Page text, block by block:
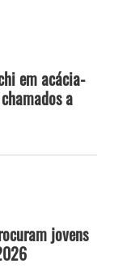
em acácia-
a
jovens